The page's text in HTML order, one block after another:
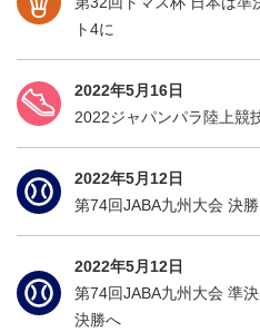
ト4に
2022年5月16日
2022ジャパンパラ陸上競
2022年5月12日
第74回JABA九州大会 決
2022年5月12日
第74回JABA九州大会 準
決勝へ